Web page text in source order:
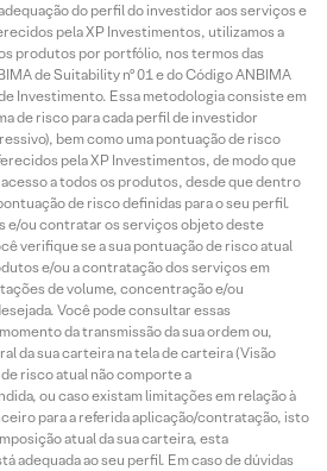
do perfil do investidor aos serviços e
pela XP Investimentos, utilizamos a
produtos por portfólio, nos termos das
de Suitability nº 01 e do Código ANBIMA
Investimento. Essa metodologia consiste em
de risco para cada perfil de investidor
bem como uma pontuação de risco
pela XP Investimentos, de modo que
a todos os produtos, desde que dentro
de risco definidas para o seu perfil.
e/ou contratar os serviços objeto deste
verifique se a sua pontuação de risco atual
e/ou a contratação dos serviços em
de volume, concentração e/ou
Você pode consultar essas
da transmissão da sua ordem ou,
da sua carteira na tela de carteira (Visão
risco atual não comporte a
ou caso existam limitações em relação à
para a referida aplicação/contratação, isto
atual da sua carteira, esta
adequada ao seu perfil. Em caso de dúvidas